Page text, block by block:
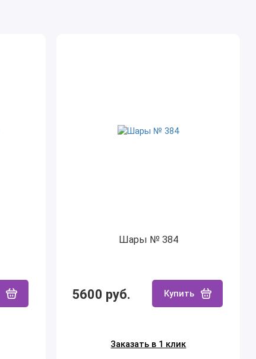
Шары № 384
5600 руб. Купить
Заказать в 1 клик